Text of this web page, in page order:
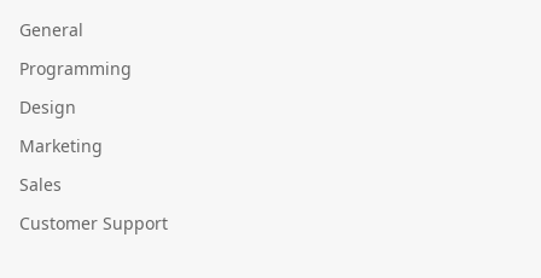
General
Programming
Design
Marketing
Sales
Customer Support